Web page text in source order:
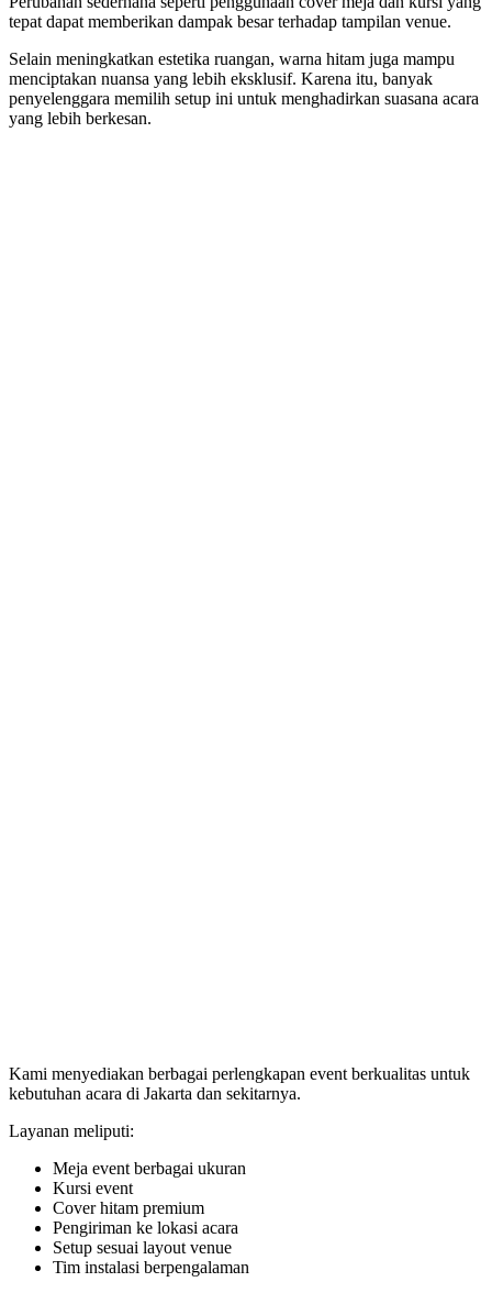
tepat dapat memberikan dampak besar terhadap tampilan venue.
Selain meningkatkan estetika ruangan, warna hitam juga mampu
menciptakan nuansa yang lebih eksklusif. Karena itu, banyak
penyelenggara memilih setup ini untuk menghadirkan suasana acara
yang lebih berkesan.
Kami menyediakan berbagai perlengkapan event berkualitas untuk
kebutuhan acara di Jakarta dan sekitarnya.
Layanan meliputi:
Meja event berbagai ukuran
Kursi event
Cover hitam premium
Pengiriman ke lokasi acara
Setup sesuai layout venue
Tim instalasi berpengalaman